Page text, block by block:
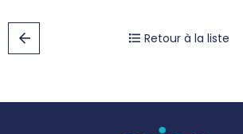
Retour à la liste